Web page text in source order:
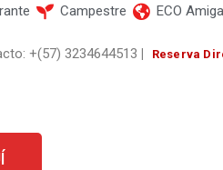
Campestre ECO
+(57) 3234644513 | Reserva